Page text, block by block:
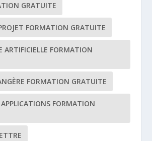
GRATUITE
FORMATION GRATUITE
ARTIFICIELLE FORMATION
FORMATION GRATUITE
FORMATION